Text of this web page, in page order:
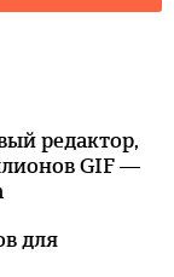
редактор,
GIF —
для